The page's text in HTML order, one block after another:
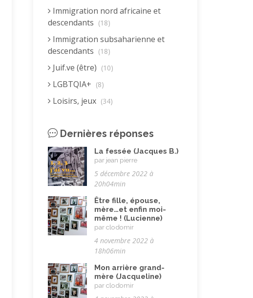
Immigration nord africaine et
descendants (18)
Immigration subsaharienne et
descendants (18)
Juif.ve (être) (10)
LGBTQIA+ (8)
Loisirs, jeux (34)
Maladie, handicap (23)
Musulman.e (être) (7)
Nature, animaux
Pandémie Covid 19
Parents (être) (19)
Racisme (10)
Religion, valeurs et éthique
Rencontres interculturelles
Retraite (4)
Rêves (12)
Dernières réponses
La fessée (Jacques B.)
par jean pierre
5 décembre 2022 à
20h04min
Être fille, épouse,
mère…et enfin moi-
même ! (Lucienne)
par clodomir
4 novembre 2022 à
18h06min
Mon arrière grand-
mère (Jacqueline)
par clodomir